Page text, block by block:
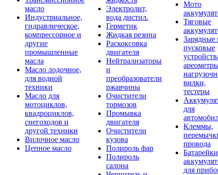
масло
Индустриальное,
гидравлическое,
компрессорное и
другие
промышленные
масла
Масло лодочное,
для водной
техники
Масло для
мотоциклов,
квадроциклов,
снегоходов и
другой техники
Вилочное масло
Цепное масло
Электролит,
вода дистил.
Герметик
Жидкая резина
Раскоксовка
двигателя
Нейтрализаторы
и
преобразователи
ржавчины
Очистители
тормозов
Промывка
двигателя
Очистители
кузова
Полироль фар
Полироль
салона
Мото
Тяговые
Зарядные
пусковые
вилки,
тестеры
для
Клеммы,
провода
для